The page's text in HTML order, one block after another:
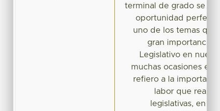
terminal de grado se ha
oportunidad perfecta
uno de los temas
gran importancia
Legislativo en
muchas ocasiones es
refiero a la
labor que
legislativas, en el